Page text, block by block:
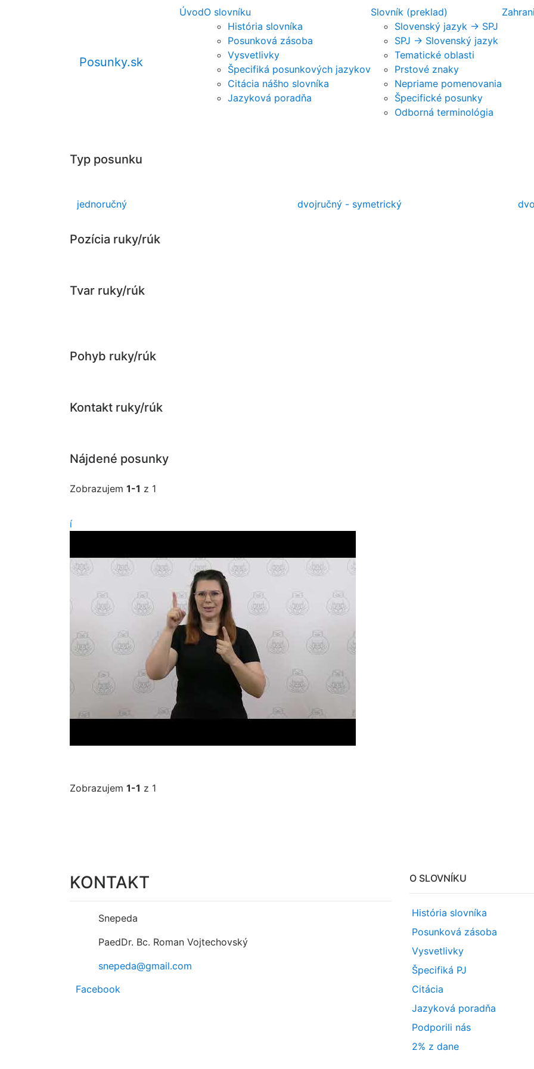
Posunky.sk
ÚvodO slovníku
História slovníka
Posunková zásoba
Vysvetlivky
Špecifiká posunkových jazykov
Citácia nášho slovníka
Jazyková poradňa
Slovník (preklad)
Slovenský jazyk -> SPJ
SPJ -> Slovenský jazyk
Tematické oblasti
Prstové znaky
Nepriame pomenovania
Špecifické posunky
Odborná terminológia
Typ posunku
jednoručný dvojručný - symetrický
Pozícia ruky/rúk
Tvar ruky/rúk
Pohyb ruky/rúk
Kontakt ruky/rúk
Nájdené posunky
Zobrazujem 1-1 z 1
í
Zobrazujem 1-1 z 1
KONTAKT
Snepeda
PaedDr. Bc. Roman Vojtechovský
snepeda@gmail.com
Facebook
O SLOVNÍKU
História slovníka
Posunková zásoba
Vysvetlivky
Špecifiká PJ
Citácia
Jazyková poradňa
Podporili nás
2% z dane